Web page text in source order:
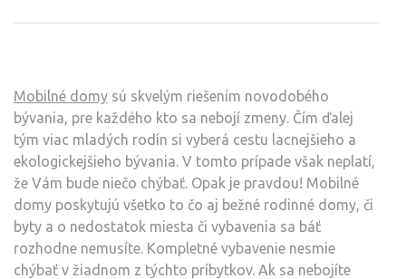
Mobilné domy sú skvelým riešením novodobého
bývania, pre každého kto sa nebojí zmeny. Čím ďalej
tým viac mladých rodín si vyberá cestu lacnejšieho a
ekologickejšieho bývania. V tomto prípade však neplatí,
že Vám bude niečo chýbať. Opak je pravdou! Mobilné
domy poskytujú všetko to čo aj bežné rodinné domy, či
byty a o nedostatok miesta či vybavenia sa báť
rozhodne nemusíte. Kompletné vybavenie nesmie
chýbať v žiadnom z týchto príbytkov. Ak sa nebojíte